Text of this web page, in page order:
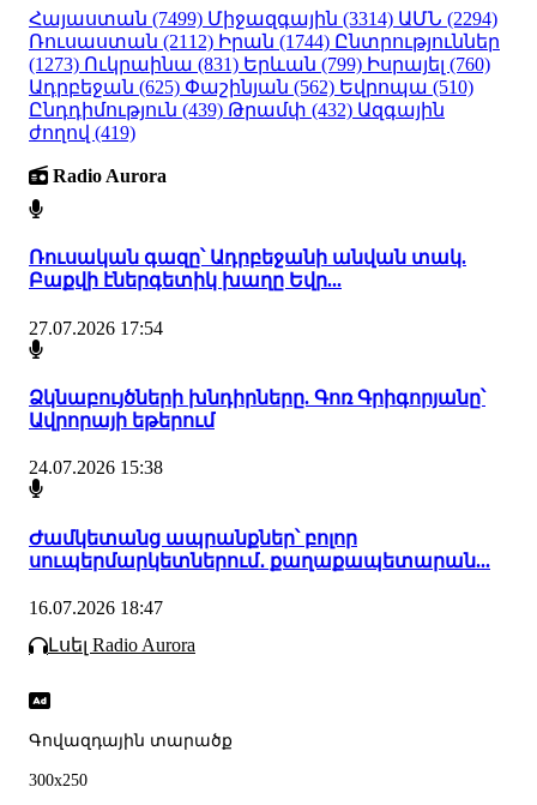
Հայաստան (7499) Միջազգային (3314) ԱՄՆ (2294)
Ռուսաստան (2112) Իրան (1744) Ընտրություններ
(1273) Ուկրաինա (831) Երևան (799) Իսրայել (760)
Ադրբեջան (625) Փաշինյան (562) Եվրոպա (510)
Ընդդիմություն (439) Թրամփ (432) Ազգային
ժողով (419)
Radio Aurora
Ռուսական գազը՝ Ադրբեջանի անվան տակ.
Բաքվի էներգետիկ խաղը Եվր...
27.07.2026 17:54
Ձկնաբույծների խնդիրները. Գոռ Գրիգորյանը՝
Ավրորայի եթերում
24.07.2026 15:38
Ժամկետանց ապրանքներ՝ բոլոր
սուպերմարկետներում․ քաղաքապետարան...
16.07.2026 18:47
Լսել Radio Aurora
Գովազդային տարածք
300x250